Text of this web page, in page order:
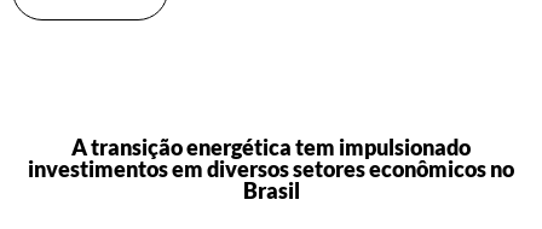
A transição energética tem impulsionado
investimentos em diversos setores econômicos no
Brasil